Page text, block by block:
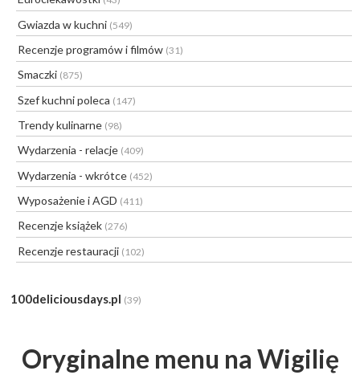
Gwiazda w kuchni (549)
Recenzje programów i filmów (31)
Smaczki (875)
Szef kuchni poleca (147)
Trendy kulinarne (98)
Wydarzenia - relacje (409)
Wydarzenia - wkrótce (452)
Wyposażenie i AGD (411)
Recenzje książek (276)
Recenzje restauracji (102)
100deliciousdays.pl (39)
Oryginalne menu na Wigilię